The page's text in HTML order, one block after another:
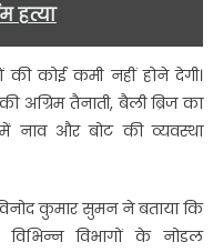
हत्या
कोई कमी नहीं होने देगी।
अग्रिम तैनाती, बैली ब्रिज का
में नाव और बोट की व्यवस्था
कुमार सुमन ने बताया कि
विभागों के नोडल